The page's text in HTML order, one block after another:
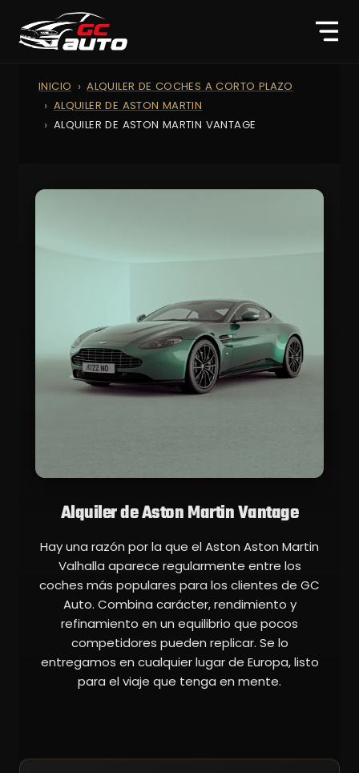
INICIO
ALQUILER DE COCHES A CORTO PLAZO
ALQUILER DE ASTON MARTIN
ALQUILER DE ASTON MARTIN VANTAGE
Alquiler de Aston Martin Vantage
Hay una razón por la que el Aston Aston Martin
Valhalla aparece regularmente entre los
coches más populares para los clientes de GC
Auto. Combina carácter, rendimiento y
refinamiento en un equilibrio que pocos
competidores pueden replicar. Se lo
entregamos en cualquier lugar de Europa, listo
para el viaje que tenga en mente.